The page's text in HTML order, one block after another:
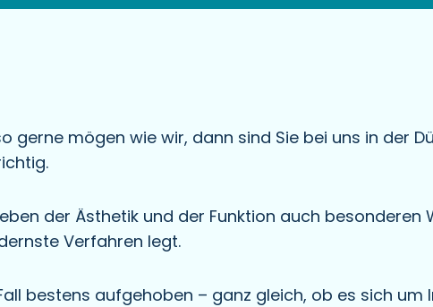
gerne mögen wie wir, dann sind Sie bei uns in der
der Ästhetik und der Funktion auch
Verfahren legt.
bestens aufgehoben – ganz gleich, ob es sich